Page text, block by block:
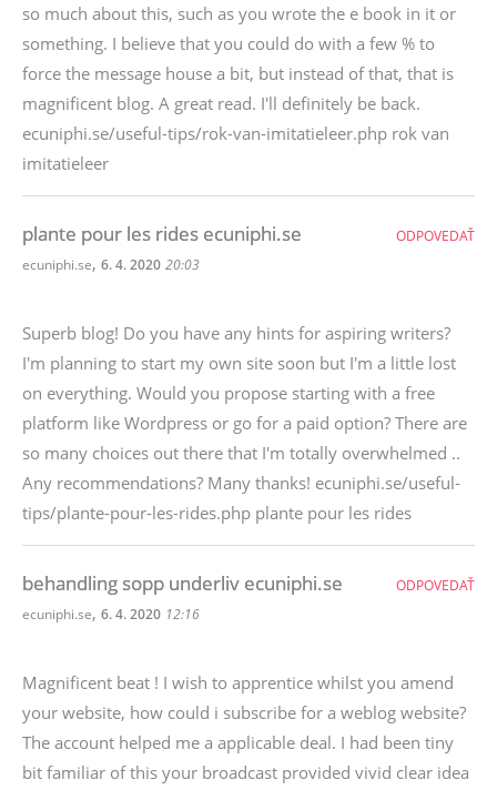
so much about this, such as you wrote the e book in it or
something. I believe that you could do with a few % to
force the message house a bit, but instead of that, that is
magnificent blog. A great read. I'll definitely be back.
ecuniphi.se/useful-tips/rok-van-imitatieleer.php rok van
imitatieleer
plante pour les rides ecuniphi.se
ecuniphi.se, 6. 4. 2020 20:03
Superb blog! Do you have any hints for aspiring writers?
I'm planning to start my own site soon but I'm a little lost
on everything. Would you propose starting with a free
platform like Wordpress or go for a paid option? There are
so many choices out there that I'm totally overwhelmed ..
Any recommendations? Many thanks! ecuniphi.se/useful-
tips/plante-pour-les-rides.php plante pour les rides
ODPOVEDAŤ
behandling sopp underliv ecuniphi.se
ecuniphi.se, 6. 4. 2020 12:16
Magnificent beat ! I wish to apprentice whilst you amend
your website, how could i subscribe for a weblog website?
The account helped me a applicable deal. I had been tiny
bit familiar of this your broadcast provided vivid clear idea
ODPOVEDAŤ